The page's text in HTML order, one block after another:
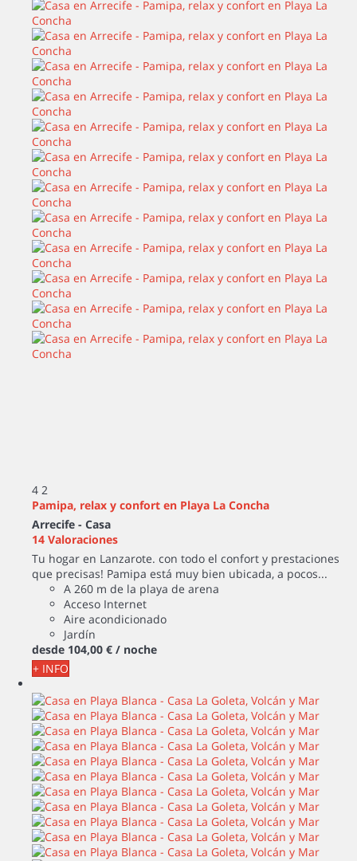
4 2
Pamipa, relax y confort en Playa La Concha
Arrecife - Casa
14 Valoraciones
Tu hogar en Lanzarote. con todo el confort y prestaciones
que precisas! Pamipa está muy bien ubicada, a pocos...
A 260 m de la playa de arena
Acceso Internet
Aire acondicionado
Jardín
desde 104,00 € / noche
+ INFO